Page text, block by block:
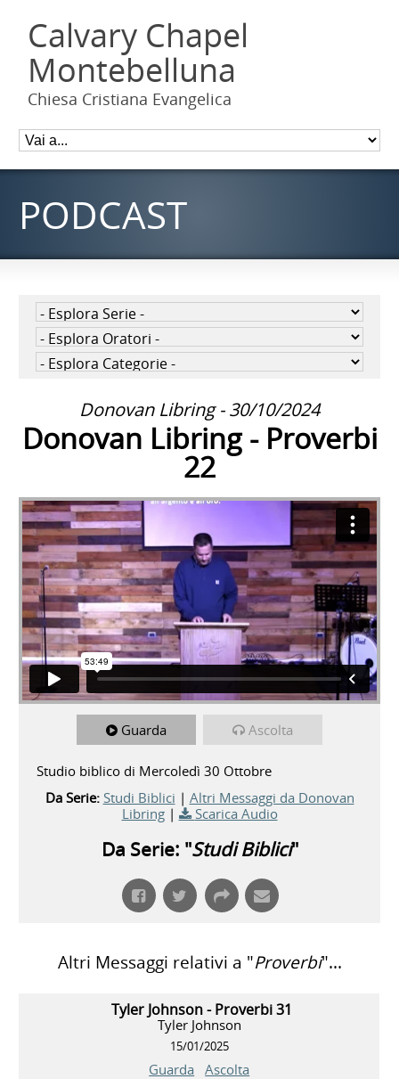
Calvary Chapel
Montebelluna
Chiesa Cristiana Evangelica
PODCAST
Donovan Libring - 30/10/2024
Donovan Libring - Proverbi
22
Guarda Ascolta
Studio biblico di Mercoledì 30 Ottobre
Da Serie: Studi Biblici | Altri Messaggi da Donovan
Libring| Scarica Audio
Da Serie: "Studi Biblici"
Altri Messaggi relativi a "Proverbi"...
Tyler Johnson - Proverbi 31
Tyler Johnson
15/01/2025
Guarda Ascolta